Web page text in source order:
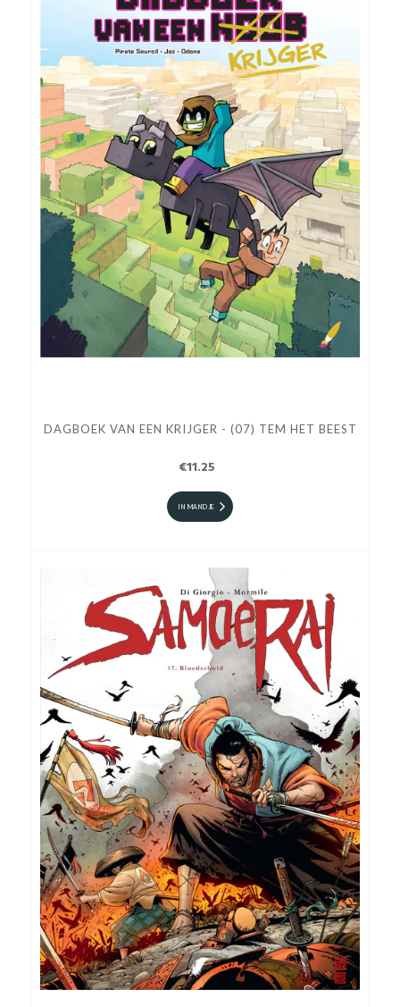
DAGBOEK VAN EEN KRIJGER - (07) TEM HET BEEST
€11.25
IN MANDJE